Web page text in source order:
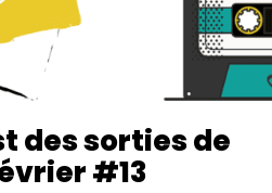
des sorties de
#13